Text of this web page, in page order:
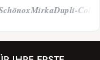
MirkaDupli-Color